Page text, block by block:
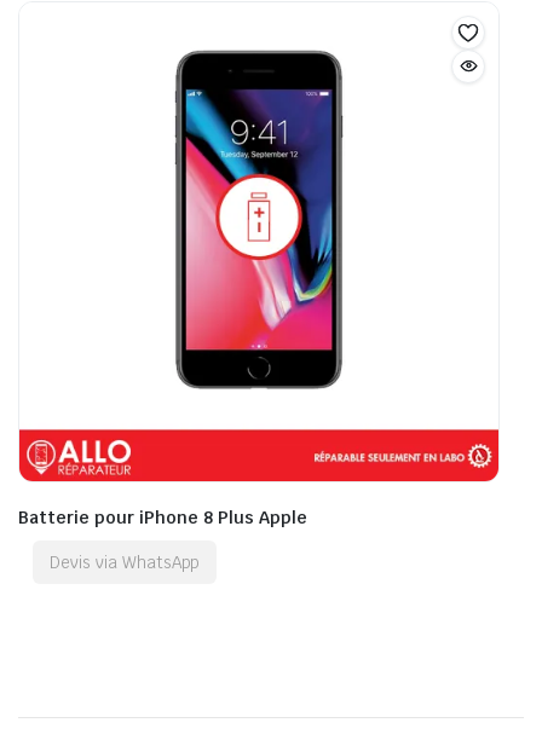
Batterie pour iPhone 8 Plus Apple
Devis via WhatsApp